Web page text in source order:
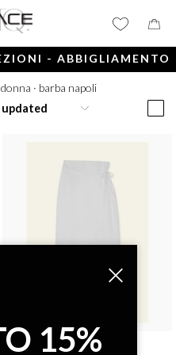
- ABBIGLIAMENTO
· barba napoli
BARBA NAPOLI15%